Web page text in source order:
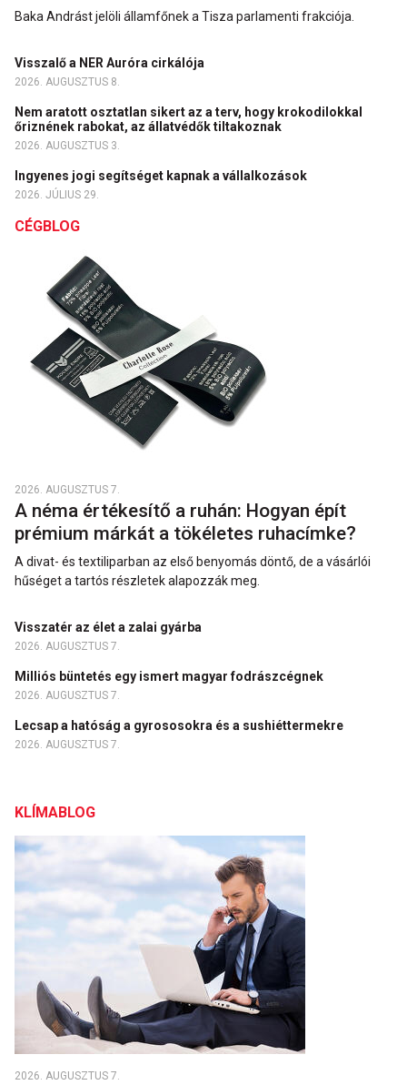
Baka Andrást jelöli államfőnek a Tisza parlamenti frakciója.
Visszalő a NER Auróra cirkálója
2026. AUGUSZTUS 8.
Nem aratott osztatlan sikert az a terv, hogy krokodilokkal
őriznének rabokat, az állatvédők tiltakoznak
2026. AUGUSZTUS 3.
Ingyenes jogi segítséget kapnak a vállalkozások
2026. JÚLIUS 29.
CÉGBLOG
2026. AUGUSZTUS 7.
A néma értékesítő a ruhán: Hogyan épít
prémium márkát a tökéletes ruhacímke?
A divat- és textiliparban az első benyomás döntő, de a vásárlói
hűséget a tartós részletek alapozzák meg.
Visszatér az élet a zalai gyárba
2026. AUGUSZTUS 7.
Milliós büntetés egy ismert magyar fodrászcégnek
2026. AUGUSZTUS 7.
Lecsap a hatóság a gyrososokra és a sushiéttermekre
2026. AUGUSZTUS 7.
KLÍMABLOG
2026. AUGUSZTUS 7.